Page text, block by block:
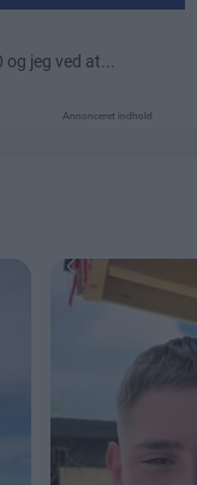
Annonceret indhold